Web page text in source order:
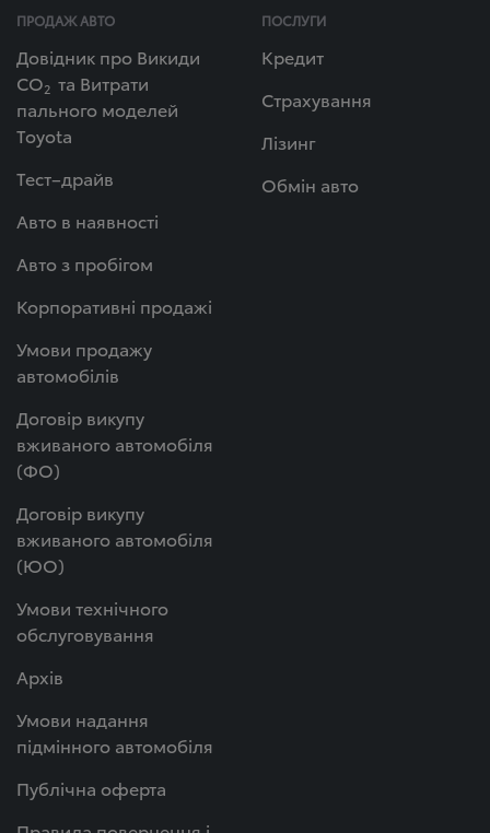
ПРОДАЖ АВТО
Довідник про Викиди
СО2 та Витрати
пального моделей
Toyota
Тест–драйв
Авто в наявності
Авто з пробігом
Корпоративні продажі
Умови продажу
автомобілів
Договір викупу
вживаного автомобіля
(ФО)
Договір викупу
вживаного автомобіля
(ЮО)
Умови технічного
обслуговування
Архів
Умови надання
підмінного автомобіля
Публічна оферта
ПОСЛУГИ
Кредит
Страхування
Лізинг
Обмін авто